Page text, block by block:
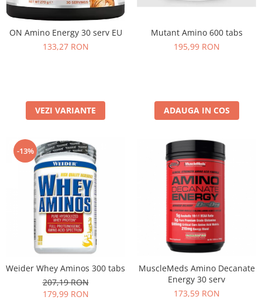
Under Armour
Universal
Vitargo
ON Amino Energy 30 serv EU
133,27 RON
VEZI VARIANTE
Mutant Amino 600 tabs
195,99 RON
ADAUGA IN COS
-13%
Weider Whey Aminos 300 tabs
207,19 RON
179,99 RON
MuscleMeds Amino Decanate
Energy 30 serv
173,59 RON